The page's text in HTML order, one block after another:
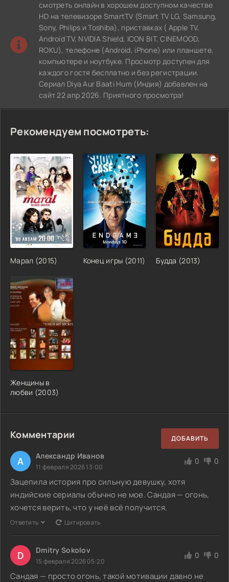
смотреть онлайн в хорошем доступном качестве
HD на телевизоре SmartTV (Smart TV LG, Samsung,
Sony, Philips и Toshiba), приставках ( Apple TV,
Android TV, NVIDIA Shield, ICON BIT, CINEMOOD,
ROKU), телефоне (Android, iPhone) или планшете,
компьютере и ноутбуке. Просмотр доступен для
каждого гостя бесплатно и без регистрации.
Сериал Diya Aur Baati Hum (Индия) добавлен на
сайт 22 апр 2026. Приятного просмотра!
Рекомендуем посмотреть:
Марал (2015) Конец игры (2011) Будда (2013)
Женщины в
любви (2003)
Комментарии ДОБАВИТЬ
А Александр Иванов
11 февраля 2026 13:00
0 0
Зацепила история про сильную девушку, хотя
индийские сериалы обычно не мое. Сандая — огонь,
хочется верить, что у неё всё получится.
Ответить Цитировать
D Dmitry Sokolov
15 февраля 2026 05:20
0 0
Сандая — просто огонь, такой мотивации давно не